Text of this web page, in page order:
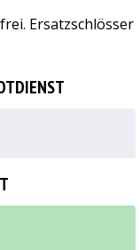
Ersatzschlösser